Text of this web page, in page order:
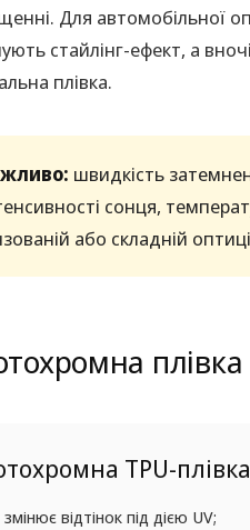
Для автомобільної
стайлінг-ефект, а
плівка.
швидкість
сонця,
або складній
TPU-плівка
змінює відтінок під дією UV;